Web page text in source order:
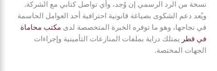
نسخة من الرد الرسمي إن وُجد، وأي تواصل كتابي مع الشركة.
ويُعد دعم الشكوى بصياغة قانونية احترافية أحد العوامل الحاسمة
في نجاحها، وهو ما توفره الخبرة المتخصصة لدى مكتب محاماة
في قطر يمتلك دراية بملفات المنازعات التأمينية وإجراءات
الجهات المختصة.